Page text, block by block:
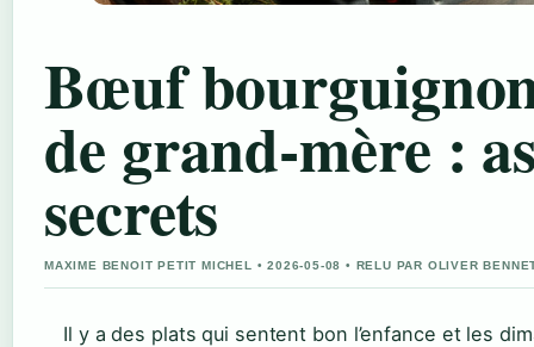
Bœuf
de grand-mère :
secrets
MAXIME BENOIT PETIT MICHEL • 2026-05-08 • RELU PAR OLIVER
Il y a des plats qui sentent bon l’enfance et les